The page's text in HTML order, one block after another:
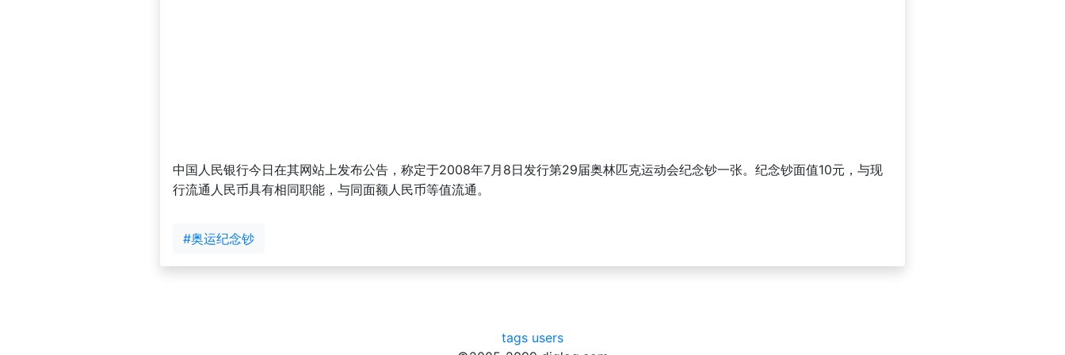
中国人民银行今日在其网站上发布公告，称定于2008年7月8日发行第29届奥林匹克运动会纪念钞一张。纪念钞面值10元，与现
行流通人民币具有相同职能，与同面额人民币等值流通。
#奥运纪念钞
tags users